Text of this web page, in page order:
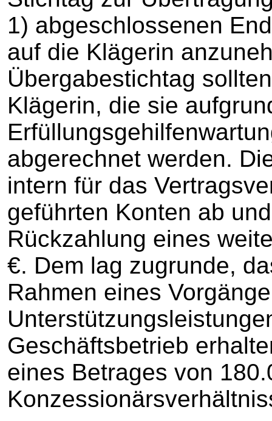
1) abgeschlossenen
auf die Klägerin
Übergabestichtag
Klägerin, die sie
abgerechnet werden.
intern für das
geführten Konten ab
Rückzahlung eines
€. Dem lag zugrunde,
Rahmen eines
Geschäftsbetrieb
eines Betrages von